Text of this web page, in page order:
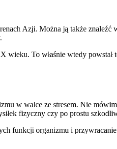
Azji. Można ją także
wieku. To właśnie wtedy
w walce ze stresem. Nie
fizyczny czy po prostu
funkcji organizmu i